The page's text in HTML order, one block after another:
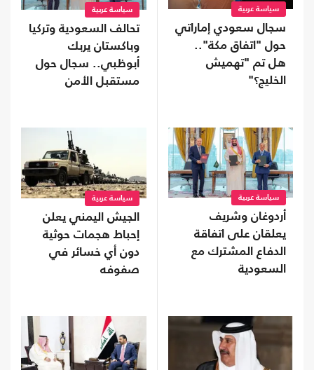
سياسة عربية
سجال سعودي إماراتي
حول "اتفاق مكة"..
هل تم "تهميش
الخليج؟"
سياسة عربية
تحالف السعودية وتركيا
وباكستان يربك
أبوظبي.. سجال حول
مستقبل الأمن
سياسة عربية
أردوغان وشريف
يعلقان على اتفاقة
الدفاع المشترك مع
السعودية
سياسة عربية
الجيش اليمني يعلن
إحباط هجمات حوثية
دون أي خسائر في
صفوفه